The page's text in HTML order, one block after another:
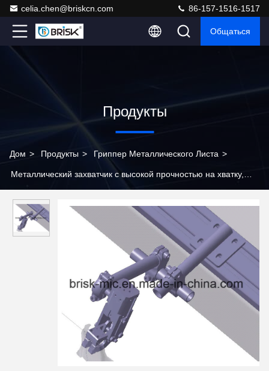
celia.chen@briskcn.com 86-157-1516-1517
Общаться
Продукты
Дом > Продукты > Гриппер Металлического Листа >
Металлический захватчик с высокой прочностью на хватку,
процессах изготовления металла